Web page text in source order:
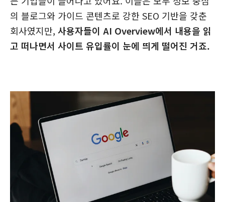
의 블로그와 가이드 콘텐츠로 강한 SEO 기반을 갖춘
회사였지만, 사용자들이 AI Overview에서 내용을 읽
고 떠나면서 사이트 유입률이 눈에 띄게 떨어진 거죠.